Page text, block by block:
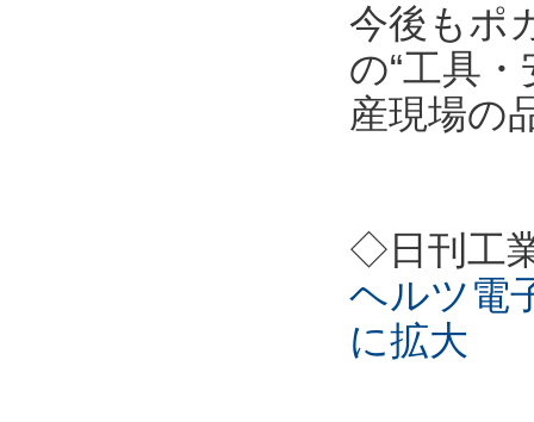
今後もポ
の“工具
産現場の
◇日刊工
ヘルツ電
に拡大